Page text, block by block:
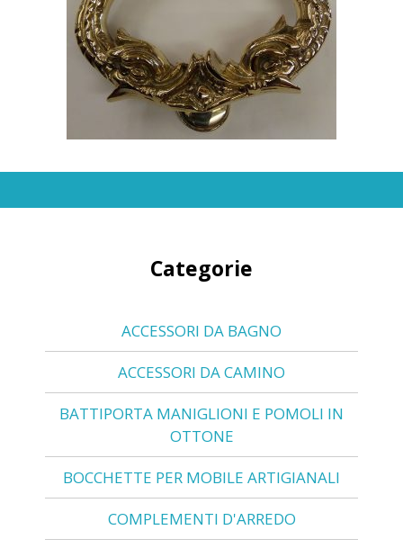
Categorie
ACCESSORI DA BAGNO
ACCESSORI DA CAMINO
BATTIPORTA MANIGLIONI E POMOLI IN
OTTONE
BOCCHETTE PER MOBILE ARTIGIANALI
COMPLEMENTI D'ARREDO